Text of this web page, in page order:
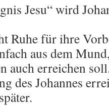
Jesu“ wird
Ruhe für ihre
aus dem
auch erreichen
des Johannes